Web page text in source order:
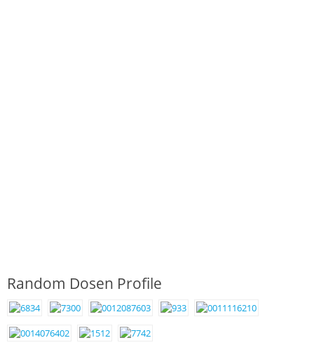
Random Dosen Profile